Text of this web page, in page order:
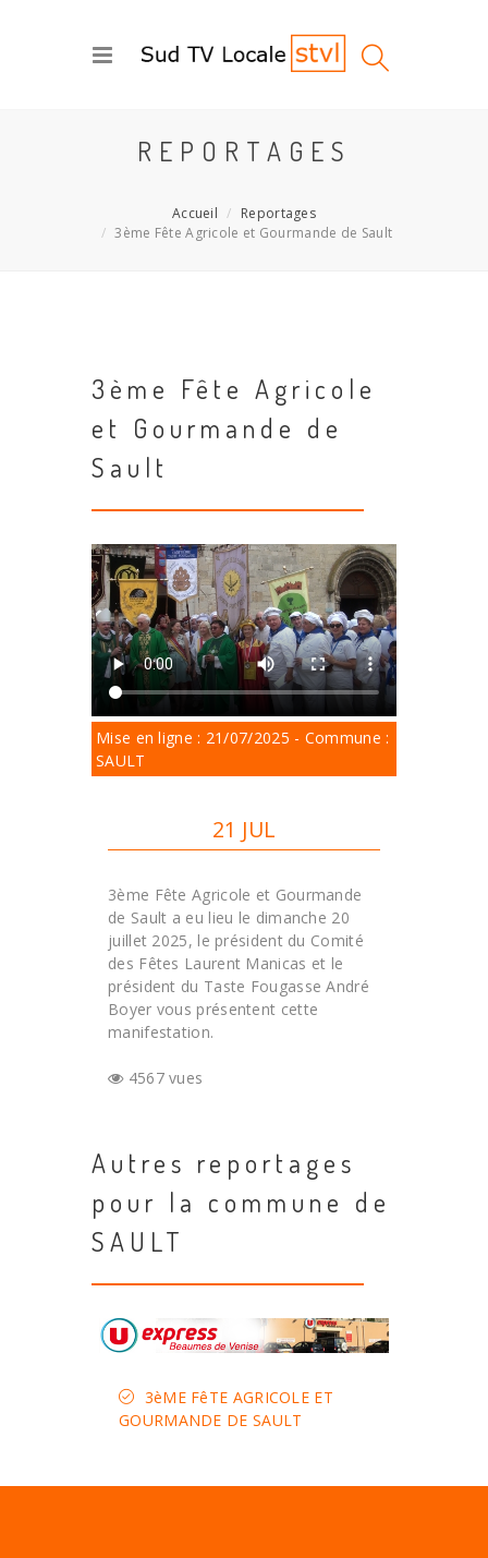
REPORTAGES
Accueil
Reportages
3ème Fête Agricole et Gourmande de Sault
3ème Fête Agricole
et Gourmande de
Sault
Mise en ligne : 21/07/2025 - Commune :
SAULT
21 JUL
3ème Fête Agricole et Gourmande
de Sault a eu lieu le dimanche 20
juillet 2025, le président du Comité
des Fêtes Laurent Manicas et le
président du Taste Fougasse André
Boyer vous présentent cette
manifestation.
4567 vues
Autres reportages
pour la commune de
SAULT
3èME FêTE AGRICOLE ET
GOURMANDE DE SAULT